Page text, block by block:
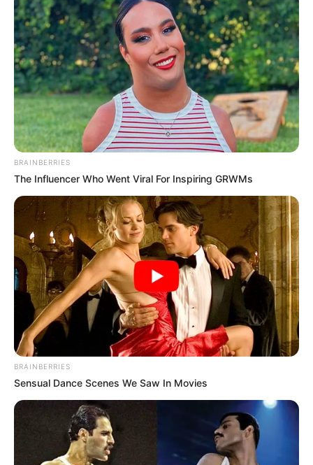
BRAINBERRIES
The Influencer Who Went Viral For Inspiring GRWMs
BRAINBERRIES
Sensual Dance Scenes We Saw In Movies